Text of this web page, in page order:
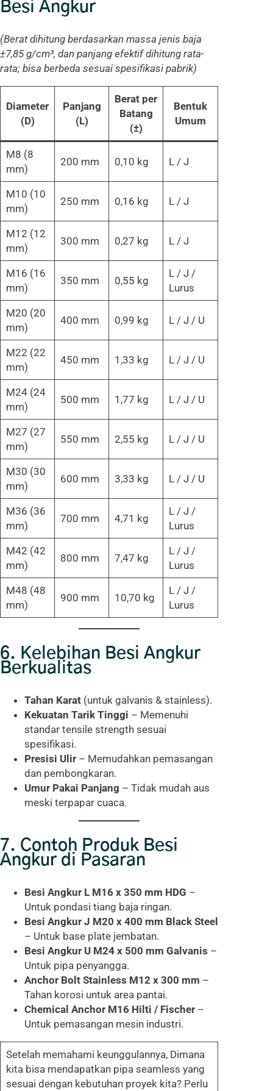
Besi Angkur
(Berat dihitung berdasarkan massa jenis baja
±7,85 g/cm³, dan panjang efektif dihitung rata-
rata; bisa berbeda sesuai spesifikasi pabrik)
Diameter
(D)
Panjang
(L)
Berat per
Batang
(±)
Bentuk
Umum
M8 (8
mm)
200 mm 0,10 kg L / J
M10 (10
mm)
250 mm 0,16 kg L / J
M12 (12
mm)
300 mm 0,27 kg L / J
M16 (16
mm)
350 mm 0,55 kg
L / J /
Lurus
M20 (20
mm)
400 mm 0,99 kg L / J / U
M22 (22
mm)
450 mm 1,33 kg L / J / U
M24 (24
mm)
500 mm 1,77 kg L / J / U
M27 (27
mm)
550 mm 2,55 kg L / J / U
M30 (30
mm)
600 mm 3,33 kg L / J / U
M36 (36
mm)
700 mm 4,71 kg
L / J /
Lurus
M42 (42
mm)
800 mm 7,47 kg
L / J /
Lurus
M48 (48
mm)
900 mm 10,70 kg
L / J /
Lurus
6. Kelebihan Besi Angkur
Berkualitas
Tahan Karat (untuk galvanis & stainless).
Kekuatan Tarik Tinggi – Memenuhi
standar tensile strength sesuai
spesifikasi.
Presisi Ulir – Memudahkan pemasangan
dan pembongkaran.
Umur Pakai Panjang – Tidak mudah aus
meski terpapar cuaca.
7. Contoh Produk Besi
Angkur di Pasaran
Besi Angkur L M16 x 350 mm HDG –
Untuk pondasi tiang baja ringan.
Besi Angkur J M20 x 400 mm Black Steel
– Untuk base plate jembatan.
Besi Angkur U M24 x 500 mm Galvanis –
Untuk pipa penyangga.
Anchor Bolt Stainless M12 x 300 mm –
Tahan korosi untuk area pantai.
Chemical Anchor M16 Hilti / Fischer –
Untuk pemasangan mesin industri.
Setelah memahami keunggulannya, Dimana
kita bisa mendapatkan pipa seamless yang
sesuai dengan kebutuhan proyek kita? Perlu